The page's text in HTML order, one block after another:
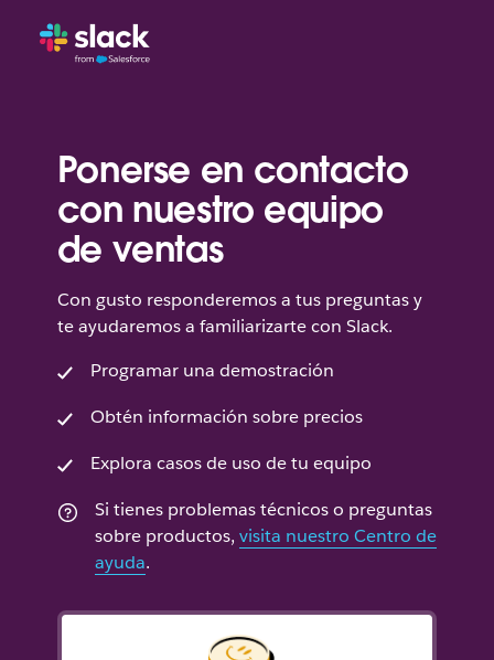
Ponerse en contacto
con nuestro equipo
de ventas
Con gusto responderemos a tus preguntas y
te ayudaremos a familiarizarte con Slack.
Programar una demostración
Obtén información sobre precios
Explora casos de uso de tu equipo
Si tienes problemas técnicos o preguntas
sobre productos, visita nuestro Centro de
ayuda.